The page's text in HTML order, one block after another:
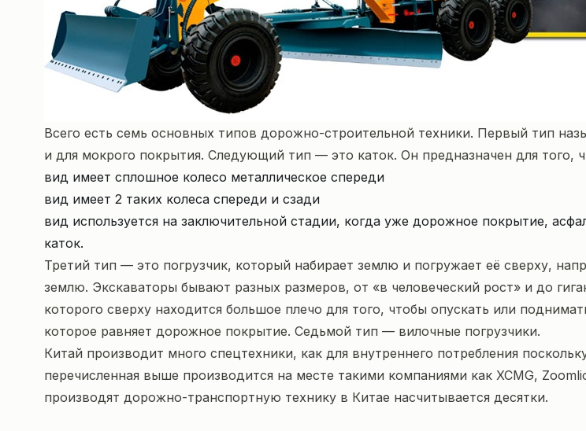
Всего есть семь основных типов дорожно-строительной техники. Первый тип
и для мокрого покрытия. Следующий тип — это каток. Он предназначен для того,
вид имеет сплошное колесо металлическое спереди
вид имеет 2 таких колеса спереди и сзади
вид используется на заключительной стадии, когда уже дорожное покрытие,
каток.
Третий тип — это погрузчик, который набирает землю и погружает её сверху,
землю. Экскаваторы бывают разных размеров, от «в человеческий рост» и до
которого сверху находится большое плечо для того, чтобы опускать или
которое равняет дорожное покрытие. Седьмой тип — вилочные погрузчики.
Китай производит много спецтехники, как для внутреннего потребления
перечисленная выше производится на месте такими компаниями как XCMG,
производят дорожно-транспортную технику в Китае насчитывается десятки.